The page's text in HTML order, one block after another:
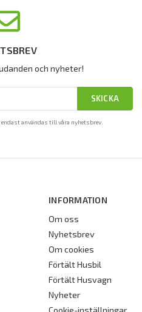
och nyheter!
SKICKA
användas till våra nyhetsbrev.
INFORMATION
Om oss
Nyhetsbrev
Om cookies
Förtält Husbil
Förtält Husvagn
Nyheter